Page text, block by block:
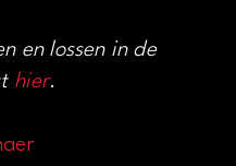
en lossen in de
hier.